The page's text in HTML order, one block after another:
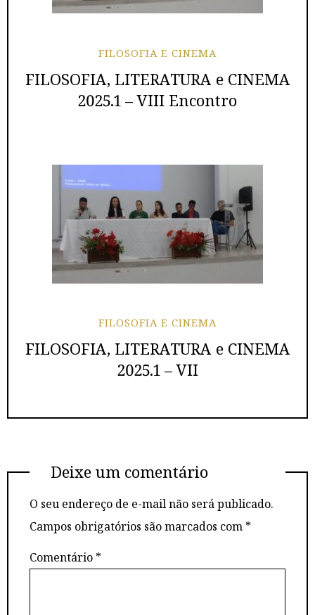
FILOSOFIA E CINEMA
FILOSOFIA, LITERATURA e CINEMA
2025.1 – VIII Encontro
FILOSOFIA E CINEMA
FILOSOFIA, LITERATURA e CINEMA
2025.1 – VII
Deixe um comentário
O seu endereço de e-mail não será publicado.
Campos obrigatórios são marcados com *
Comentário *